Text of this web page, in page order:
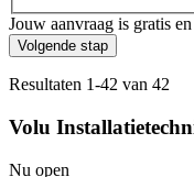
Jouw aanvraag is gratis
Volgende stap
Resultaten 1-42 van 42
Volu
Nu open